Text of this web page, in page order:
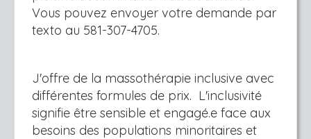
Vous pouvez envoyer votre demande par
texto au 581-307-4705.
J'offre de la massothérapie inclusive avec
différentes formules de prix. L'inclusivité
signifie être sensible et engagé.e face aux
besoins des populations minoritaires et